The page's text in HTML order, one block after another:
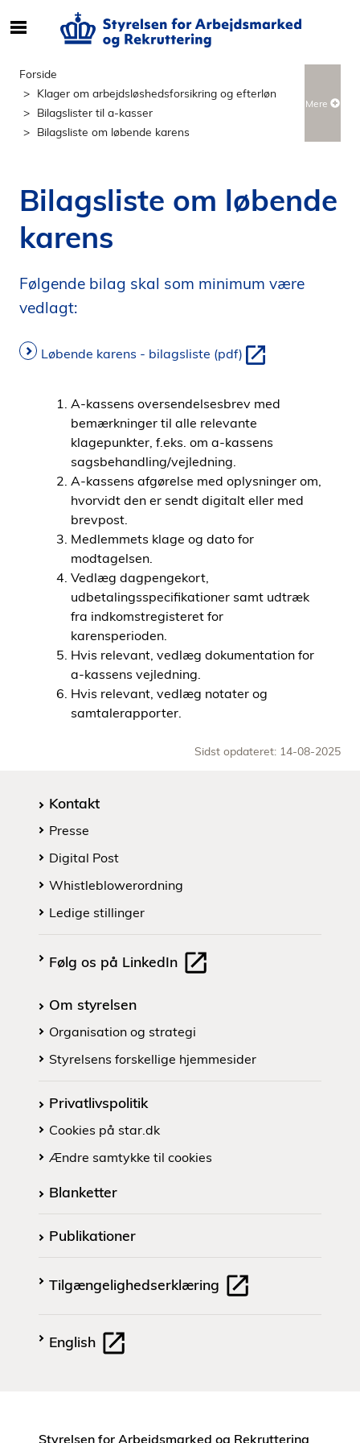
e
f
t
n
h
l
d
p
s
Forside
Klager om arbejdsløshedsforsikring og efterløn
Bilagslister til a-kasser
Bilagsliste om løbende karens
Mere
Bilagsliste om løbende
karens
Følgende bilag skal som minimum være
vedlagt:
Løbende karens - bilagsliste (pdf)
A-kassens oversendelsesbrev med
bemærkninger til alle relevante
klagepunkter, f.eks. om a-kassens
sagsbehandling/vejledning.
A-kassens afgørelse med oplysninger om,
hvorvidt den er sendt digitalt eller med
brevpost.
Medlemmets klage og dato for
modtagelsen.
Vedlæg dagpengekort,
udbetalingsspecifikationer samt udtræk
fra indkomstregisteret for
karensperioden.
Hvis relevant, vedlæg dokumentation for
a-kassens vejledning.
Hvis relevant, vedlæg notater og
samtalerapporter.
Sidst opdateret: 14-08-2025
Kontakt
Presse
Digital Post
Whistleblowerordning
Ledige stillinger
Følg os på LinkedIn
Om styrelsen
Organisation og strategi
Styrelsens forskellige hjemmesider
Privatlivspolitik
Cookies på star.dk
Ændre samtykke til cookies
Blanketter
Publikationer
Tilgængelighedserklæring
English
Styrelsen for Arbejdsmarked og Rekruttering